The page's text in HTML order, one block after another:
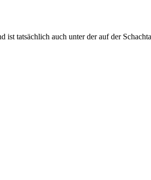
ist tatsächlich auch unter der auf der